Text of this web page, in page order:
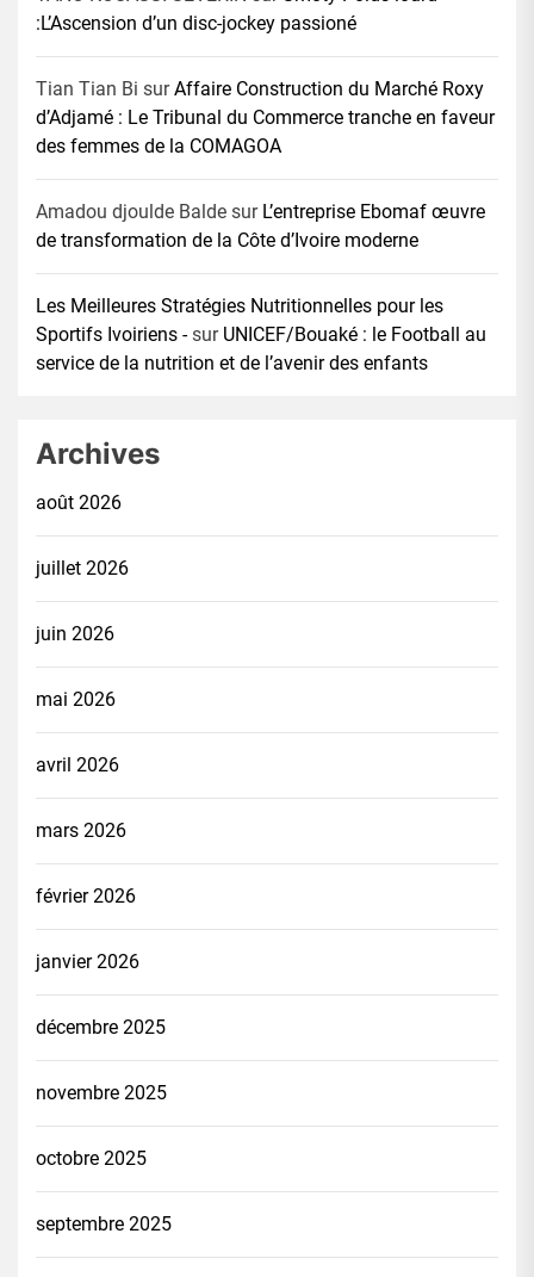
:L’Ascension d’un disc-jockey passioné
Tian Tian Bi surAffaire Construction du Marché Roxy
d’Adjamé : Le Tribunal du Commerce tranche en faveur
des femmes de la COMAGOA
Amadou djoulde Balde sur L’entreprise Ebomaf œuvre
de transformation de la Côte d’Ivoire moderne
Les Meilleures Stratégies Nutritionnelles pour les
Sportifs Ivoiriens -sur UNICEF/Bouaké : le Football au
service de la nutrition et de l’avenir des enfants
Archives
août 2026
juillet 2026
juin 2026
mai 2026
avril 2026
mars 2026
février 2026
janvier 2026
décembre 2025
novembre 2025
octobre 2025
septembre 2025